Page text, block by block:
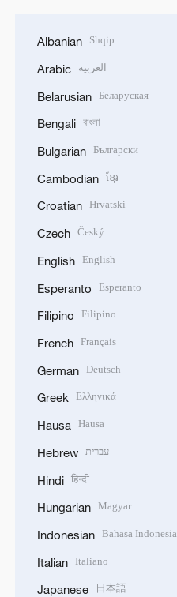
Albanian Shqip
Arabic العربية
Belarusian Беларуская
Bengali বাংলা
Bulgarian Български
Cambodian ខ្មែរ
Croatian Hrvatski
Czech Český
English English
Esperanto Esperanto
Filipino Filipino
French Français
German Deutsch
Greek Ελληνικά
Hausa Hausa
Hebrew עברית
Hindi हिन्दी
Hungarian Magyar
Indonesian Bahasa Indonesia
Italian Italiano
Japanese 日本語